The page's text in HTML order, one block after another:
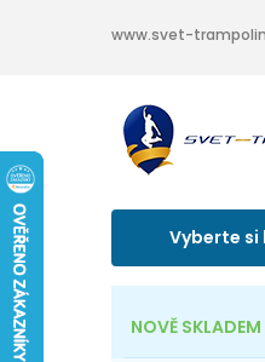
www.svet-
Vyberte
NOVĚ SKLADEM